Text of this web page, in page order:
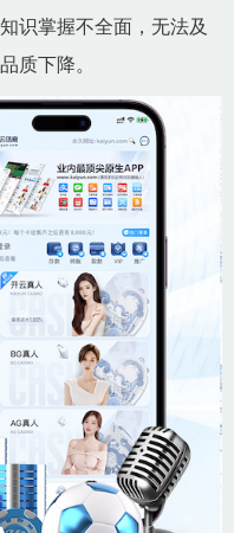
识掌握不全面，无法及
质下降。